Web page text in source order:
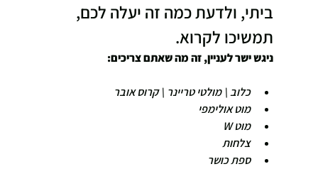
ביתי, ולדעת כמה זה יעלה לכם,
תמשיכו לקרוא.
ניגש ישר לעניין, זה מה שאתם צריכים:
כלוב \ מולטי טריינר \ קרוס אובר
מוט אולימפי
מוט W
צלחות
ספת כושר